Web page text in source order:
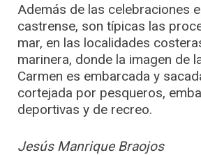
Además de las celebraciones
castrense, son típicas las
mar, en las localidades
marinera, donde la imagen de
Carmen es embarcada y
cortejada por pesqueros,
deportivas y de recreo.
Jesús Manrique Braojos